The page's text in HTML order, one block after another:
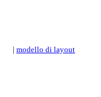
| modello di layout